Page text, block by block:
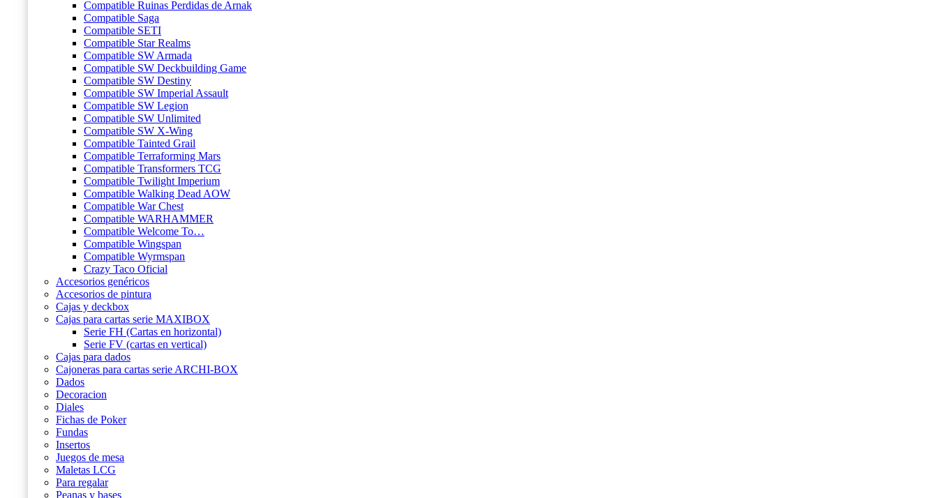
Compatible Ruinas Perdidas de Arnak
Compatible Saga
Compatible SETI
Compatible Star Realms
Compatible SW Armada
Compatible SW Deckbuilding Game
Compatible SW Destiny
Compatible SW Imperial Assault
Compatible SW Legion
Compatible SW Unlimited
Compatible SW X-Wing
Compatible Tainted Grail
Compatible Terraforming Mars
Compatible Transformers TCG
Compatible Twilight Imperium
Compatible Walking Dead AOW
Compatible War Chest
Compatible WARHAMMER
Compatible Welcome To…
Compatible Wingspan
Compatible Wyrmspan
Crazy Taco Oficial
Accesorios genéricos
Accesorios de pintura
Cajas y deckbox
Cajas para cartas serie MAXIBOX
Serie FH (Cartas en horizontal)
Serie FV (cartas en vertical)
Cajas para dados
Cajoneras para cartas serie ARCHI-BOX
Dados
Decoracion
Diales
Fichas de Poker
Fundas
Insertos
Juegos de mesa
Maletas LCG
Para regalar
Peanas y bases